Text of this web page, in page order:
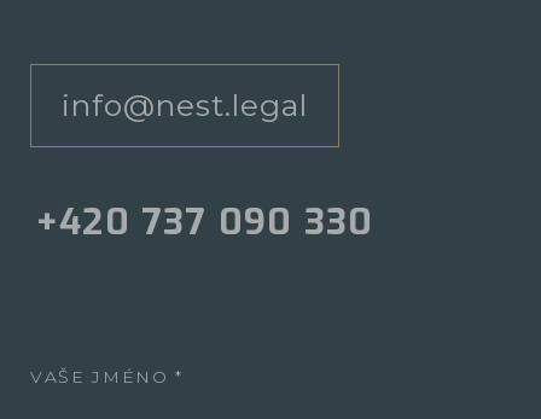
info@nest.legal
+420 737 090 330
VAŠE JMÉNO